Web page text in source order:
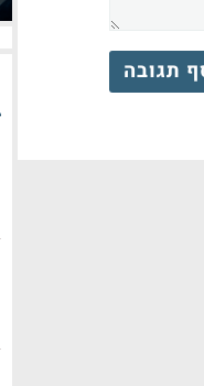
תגובה